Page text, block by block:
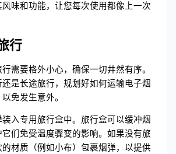
味和功能，让您每次使用都像上一次
行
需要格外小心，确保一切井然有序。
是长途旅行，规划好如何运输电子烟
免发生意外。
入专用旅行盒中。旅行盒可以缓冲烟
们免受温度骤变的影响。如果没有旅
材质（例如小布）包裹烟弹，以提供